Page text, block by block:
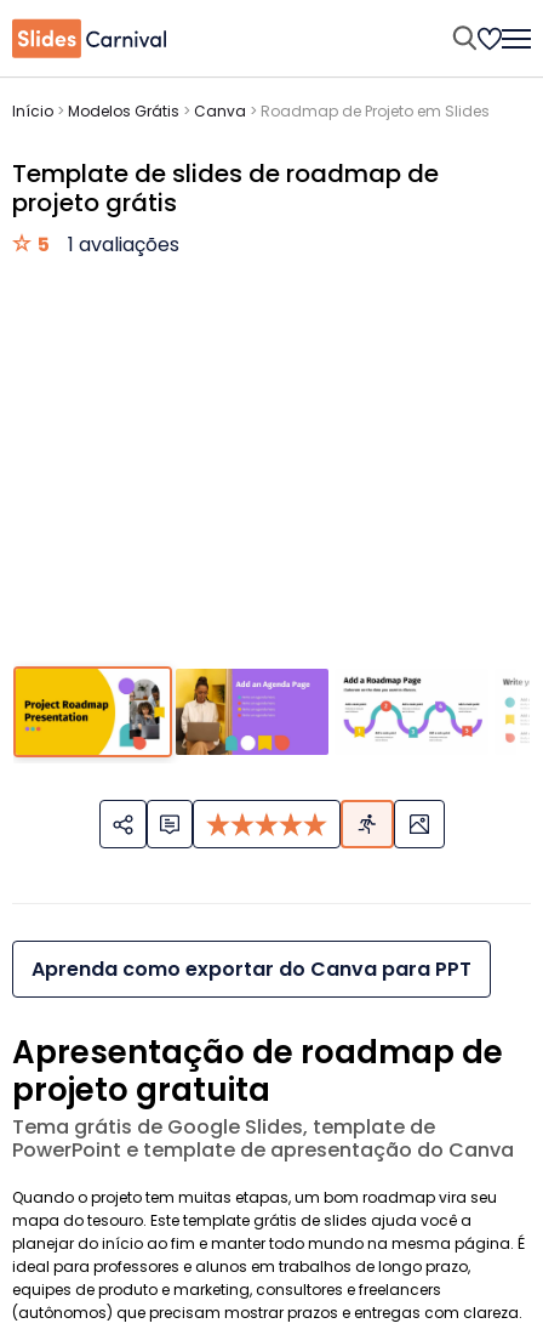
Início > Modelos Grátis > Canva > Roadmap de Projeto em Slides
Template de slides de roadmap de
projeto grátis
5 1 avaliações
Aprenda como exportar do Canva para PPT
Apresentação de roadmap de
projeto gratuita
Tema grátis de Google Slides, template de
PowerPoint e template de apresentação do Canva
Quando o projeto tem muitas etapas, um bom roadmap vira seu
mapa do tesouro. Este template grátis de slides ajuda você a
planejar do início ao fim e manter todo mundo na mesma página. É
ideal para professores e alunos em trabalhos de longo prazo,
equipes de produto e marketing, consultores e freelancers
(autônomos) que precisam mostrar prazos e entregas com clareza.